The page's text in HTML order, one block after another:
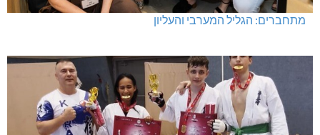
מתחברים: הגליל המערבי והעליון